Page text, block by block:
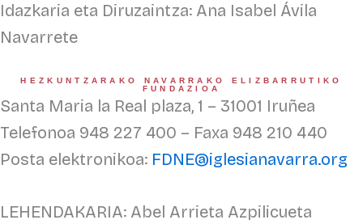
Idazkaria eta Diruzaintza: Ana Isabel Ávila
Navarrete
HEZKUNTZARAKO NAVARRAKO ELIZBARRUTIKO
FUNDAZIOA
Santa Maria la Real plaza, 1 – 31001 Iruñea
Telefonoa 948 227 400 – Faxa 948 210 440
Posta elektronikoa: FDNE@iglesianavarra.org
LEHENDAKARIA: Abel Arrieta Azpilicueta